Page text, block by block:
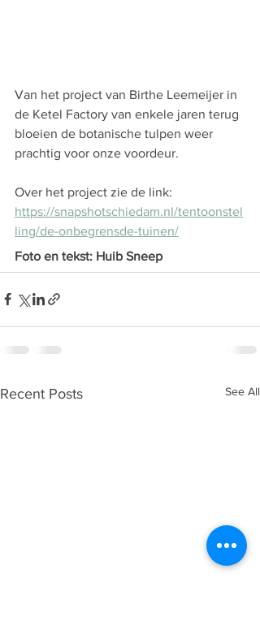
Van het project van Birthe Leemeijer in
de Ketel Factory van enkele jaren terug
bloeien de botanische tulpen weer
prachtig voor onze voordeur.
Over het project zie de link:
https://snapshotschiedam.nl/tentoonstel
ling/de-onbegrensde-tuinen/
Foto en tekst: Huib Sneep
Recent Posts See All